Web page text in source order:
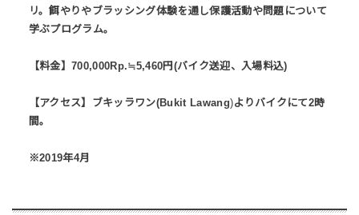
リ。餌やりやブラッシング体験を通し保護活動や問題について
学ぶプログラム。
【料金】700,000Rp.≒5,460円(バイク送迎、入場料込)
【アクセス】ブキッラワン(Bukit Lawang)よりバイクにて2時
間。
※2019年4月